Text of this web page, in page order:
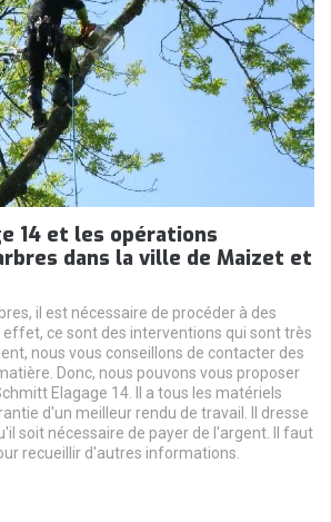
14 et les opérations
dans la ville de Maizet et
il est nécessaire de procéder à des
effet, ce sont des interventions qui sont très
nous vous conseillons de contacter des
Donc, nous pouvons vous proposer
Elagage 14. Il a tous les matériels
d'un meilleur rendu de travail. Il dresse
soit nécessaire de payer de l'argent. Il faut
recueillir d'autres informations.